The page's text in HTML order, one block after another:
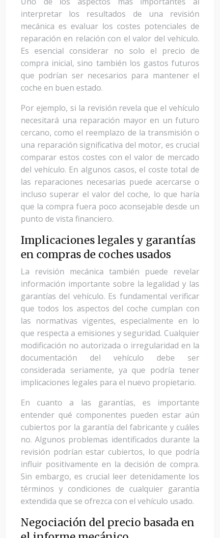
interpretar los resultados de una revisión
mecánica es evaluar los costes potenciales de
reparación en relación con el valor del vehículo.
Es esencial considerar no solo el precio de
compra inicial, sino también los gastos futuros
que podrían ser necesarios para mantener el
coche en buen estado.
Por ejemplo, si la revisión revela que el vehículo
necesitará una reparación mayor en un futuro
cercano, como el reemplazo de la transmisión o
una reparación significativa del motor, es crucial
comparar estos costes con el valor de mercado
del vehículo. En algunos casos, el coste total de
las reparaciones necesarias puede acercarse o
incluso superar el valor del coche, lo que haría
que la compra fuera poco aconsejable desde un
punto de vista financiero.
Implicaciones legales y garantías
en compras de coches usados
La revisión mecánica también puede revelar
información importante sobre la legalidad y las
garantías del vehículo. Es fundamental verificar
que todos los aspectos del coche cumplan con
las normativas vigentes, especialmente en lo
que respecta a emisiones y seguridad. Cualquier
modificación no autorizada o irregularidad en la
documentación del vehículo debe ser
considerada seriamente, ya que podría tener
implicaciones legales para el nuevo propietario.
En cuanto a las garantías, es importante
entender qué componentes pueden estar aún
cubiertos por la garantía del fabricante y cuáles
no. Algunos problemas identificados durante la
revisión podrían estar cubiertos, lo que podría
influir positivamente en la decisión de compra.
Sin embargo, es crucial leer detenidamente los
términos y condiciones de cualquier garantía
extendida que se ofrezca con el vehículo usado.
Negociación del precio basada en